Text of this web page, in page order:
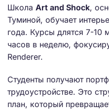
Школа Art and Shock,
Туминой, обучает
года. Курсы длятся 7-10
часов в неделю,
Renderer.
Студенты получают
трудоустройстве. Это
план, который